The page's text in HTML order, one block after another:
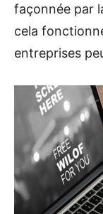
façonnée par
cela
entreprises